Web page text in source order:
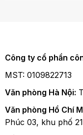
Công ty cổ phần
MST: 0109822713
Văn phòng Hà Nội:
Văn phòng Hồ Chí
Phúc 03, khu phố